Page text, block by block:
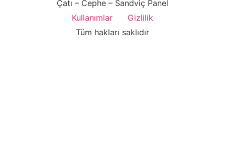
Çatı – Cephe – Sandviç Panel
Kullanımlar
Gizlilik
Tüm hakları saklıdır